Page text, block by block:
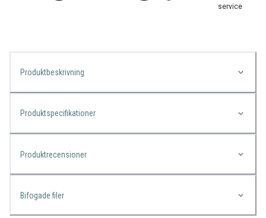
service
Produktbeskrivning
Produktspecifikationer
Produktrecensioner
Bifogade filer